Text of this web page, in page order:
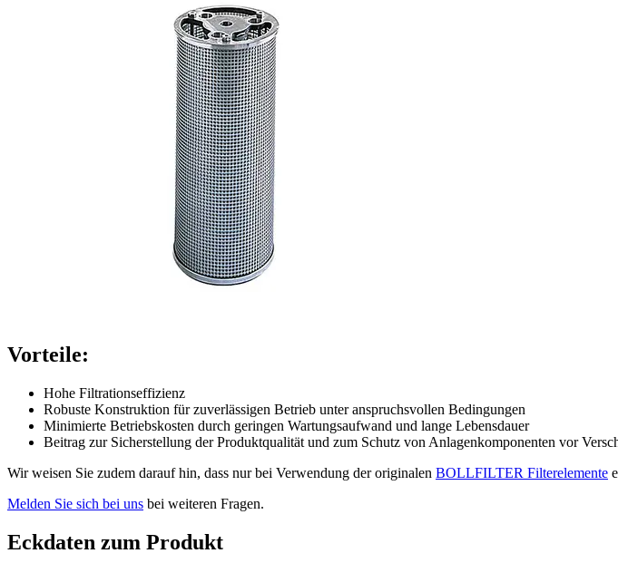
Vorteile:
Hohe Filtrationseffizienz
Robuste Konstruktion für zuverlässigen Betrieb unter anspruchsvollen Bedingungen
Minimierte Betriebskosten durch geringen Wartungsaufwand und lange Lebensdauer
Beitrag zur Sicherstellung der Produktqualität und zum Schutz von Anlagenkomponenten vor
Wir weisen Sie zudem darauf hin, dass nur bei Verwendung der originalen BOLLFILTER Filterelemente
Melden Sie sich bei uns bei weiteren Fragen.
Eckdaten zum Produkt